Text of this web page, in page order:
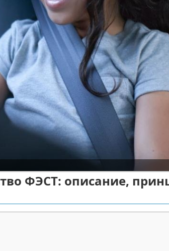
ФЭСТ: описание,